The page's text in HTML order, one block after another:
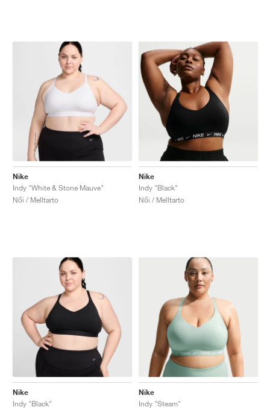
Nike
Indy "White & Stone Mauve"
Női / Melltarto
Nike
Indy "Black"
Női / Melltarto
Nike
Indy "Black"
Nike
Indy "Steam"